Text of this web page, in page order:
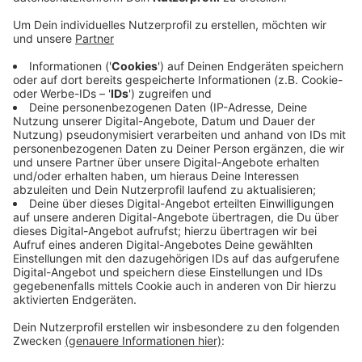
Anzeige
Die Fahrerin oder der Fahrer soll am Samstagabend
auf dem Deutzer Ring den Unfall verursacht haben.
Nach Polizei-Angaben habe der weiße Mercedes
ein Auto rechts überholt und sei dicht davor wieder
eingeschert.
Dadurch hat die überholte Autofahrerin gebremst
und zwei weitere Autos seien aufgefahren.
Einer der Beteiligten erlitt einen Knochenbruch.
Anzeige